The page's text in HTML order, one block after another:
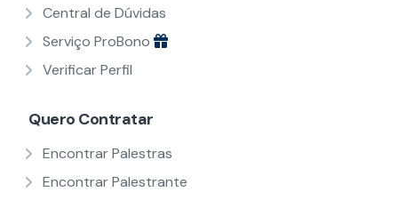
Central de Dúvidas
Serviço ProBono
Verificar Perfil
Quero Contratar
Encontrar Palestras
Encontrar Palestrante